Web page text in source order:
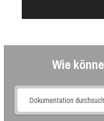
Wie